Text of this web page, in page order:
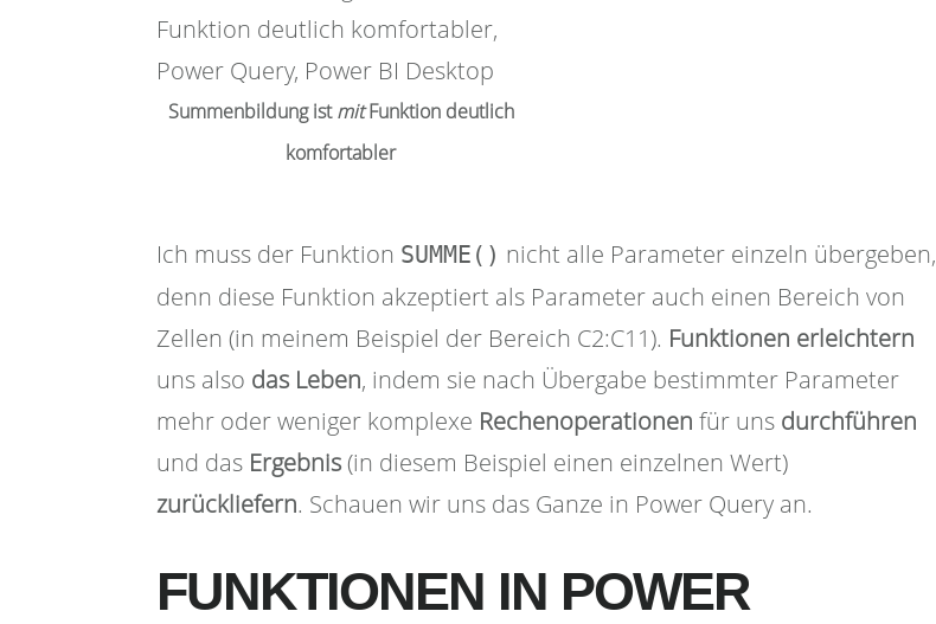
Summenbildung istmitFunktion deutlich
komfortabler
Ich muss der Funktion SUMME() nicht alle Parameter einzeln übergeben,
denn diese Funktion akzeptiert als Parameter auch einen Bereich von
Zellen (in meinem Beispiel der Bereich C2:C11). Funktionen erleichtern
uns also das Leben, indem sie nach Übergabe bestimmter Parameter
mehr oder weniger komplexe Rechenoperationen für uns durchführen
und das Ergebnis(in diesem Beispiel einen einzelnen Wert)
zurückliefern. Schauen wir uns das Ganze in Power Query an.
FUNKTIONEN IN POWER